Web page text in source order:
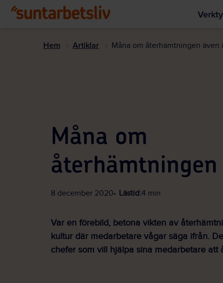
Hem Artiklar Måna om återhämtningen även
Måna om
återhämtningen
8 december 2020 Lästid:4 min
Var en förebild, betona vikten av
kultur där medarbetare vågar säga ifrån.
chefer som vill hjälpa sina medarbetare att